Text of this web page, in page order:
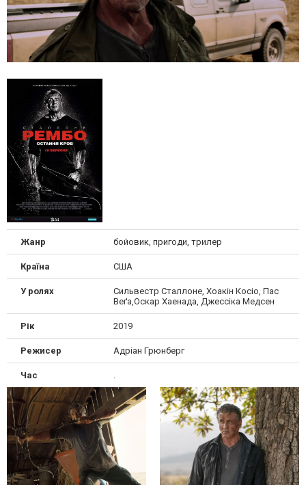
Жанр бойовик, пригоди, трилер
Країна США
У ролях
Сильвестр Сталлоне, Хоакін Косіо, Пас
Веґа,Оскар Хаенада, Джессіка Медсен
Рік 2019
Режисер Адріан Грюнберг
Час